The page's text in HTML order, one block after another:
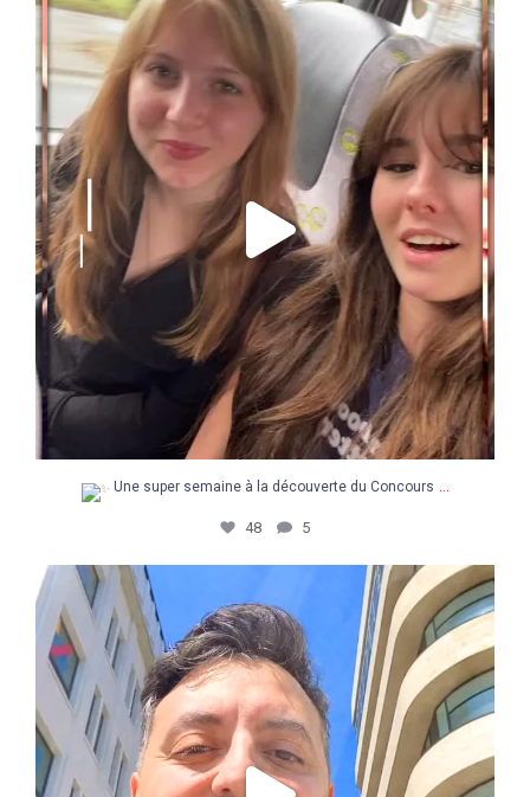
Une super semaine à la découverte du Concours
Une super semaine à la découverte du Concours ...
48 5
Retour en images sur une journée pas comme les ...
14 3